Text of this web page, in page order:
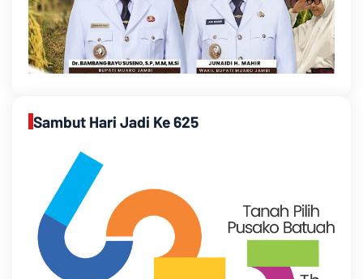
Sambut Hari Jadi Ke 625